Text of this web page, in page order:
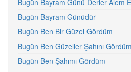
Bugün Bayram Günü Derler Alem
Bugün Bayram Günüdür
Bugün Ben Bir Güzel Gördüm
Bugün Ben Güzeller Şahını Gördüm
Bugün Ben Şahımı Gördüm